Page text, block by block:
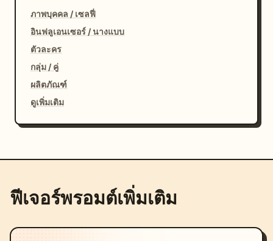
ภาพบุคคล / เซลฟี่
อินฟลูเอนเซอร์ / นางแบบ
ตัวละคร
กลุ่ม / คู่
ผลิตภัณฑ์
ดูเพิ่มเติม
ฟีเจอร์พรอมต์เพิ่มเติม